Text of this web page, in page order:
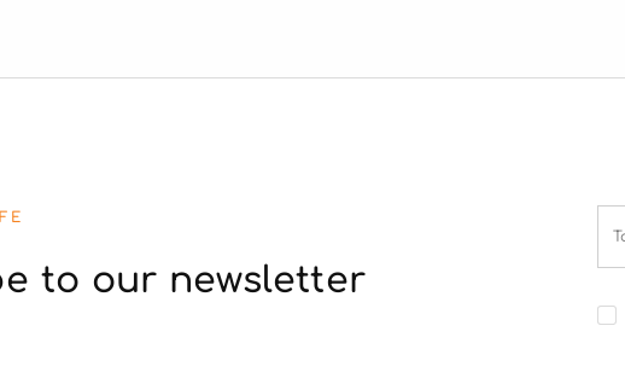
to our newsletter